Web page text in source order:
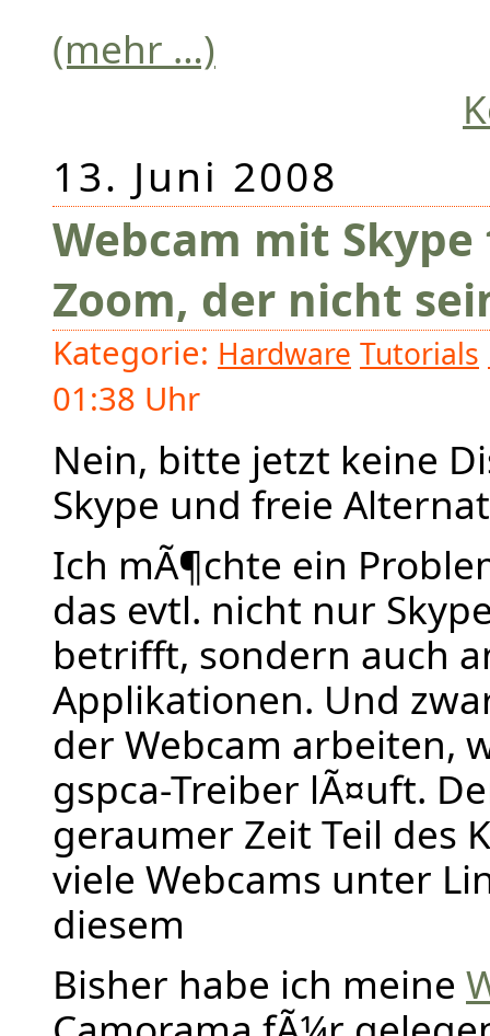
(mehr …)
13. Juni 2008
Webcam mit
Zoom, der nicht
Kategorie: Hardware Tutorials
01:38 Uhr
Nein, bitte jetzt keine
Skype und freie
Ich mÃ¶chte ein
das evtl. nicht nur
betrifft, sondern auch
Applikationen. Und
der Webcam arbeiten,
gspca-Treiber lÃ¤uft.
geraumer Zeit Teil des
viele Webcams unter
diesem
Bisher habe ich meine